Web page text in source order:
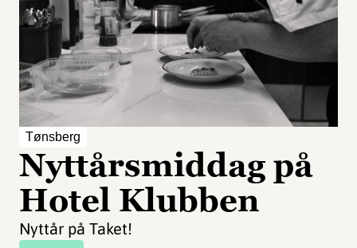
Tønsberg
Nyttårsmiddag på
Hotel Klubben
Nyttår på Taket!